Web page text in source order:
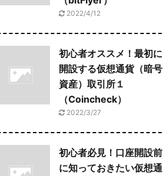
2022/4/12
初心者オススメ！最初に
開設する仮想通貨（暗号
資産）取引所１
（Coincheck）
2022/3/27
初心者必見！口座開設前
に知っておきたい仮想通